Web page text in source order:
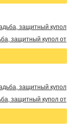
защитный купол от
защитный купол от